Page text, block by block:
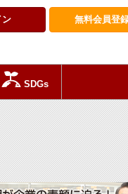
無料会員登
ン
SDGs